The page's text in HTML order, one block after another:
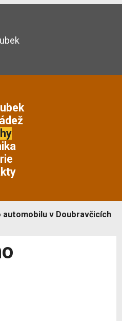
automobilu v Doubravčicích